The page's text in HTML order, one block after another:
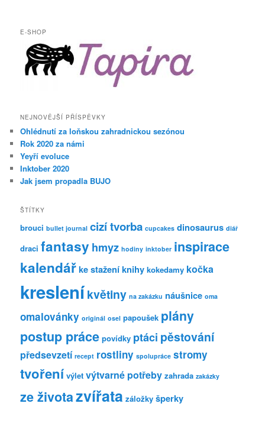
E-SHOP
NEJNOVĚJŠÍ PŘÍSPĚVKY
Ohlédnutí za loňskou zahradnickou sezónou
Rok 2020 za námi
Yeyří evoluce
Inktober 2020
Jak jsem propadla BUJO
ŠTÍTKY
brouci bullet journal cizí tvorba cupcakes dinosaurus diář
draci fantasy hmyz hodiny inktober inspirace
kalendářke staženíknihy kokedamy kočka
kresleníkvětiny na zakázku náušnice oma
omalovánky originál osel papoušek plány
postup práce povídky ptáci pěstování
předsevzetí recept rostliny spolupráce stromy
tvoření výlet výtvarné potřeby zahrada zakázky
ze životazvířata záložky šperky